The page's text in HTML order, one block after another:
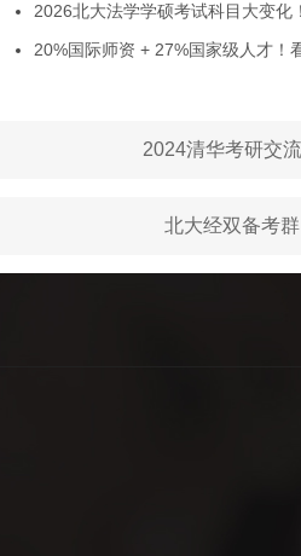
2026北大法学学硕考试科目大变化！
20%国际师资 + 27%国家级人才！
2024清华考研交
北大经双备考群